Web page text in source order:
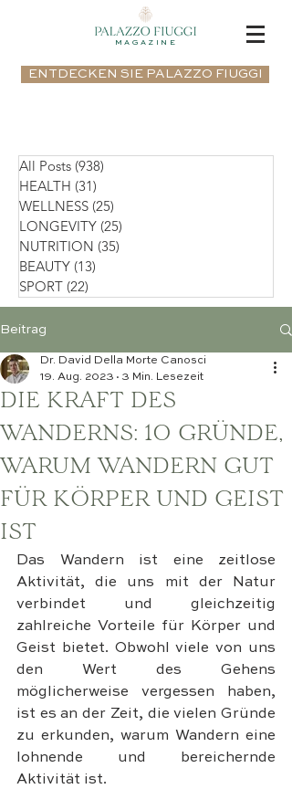
MAGAZINE
ENTDECKEN SIE PALAZZO FIUGGI
All Posts (938)
HEALTH (31)
WELLNESS (25)
LONGEVITY (25)
NUTRITION (35)
BEAUTY (13)
SPORT (22)
Beitrag
DIE KRAFT DES
WANDERNS: 10 GRÜNDE,
WARUM WANDERN GUT
FÜR KÖRPER UND GEIST
IST
Dr. David Della Morte Canosci
19. Aug. 2023
3 Min. Lesezeit
Das Wandern ist eine zeitlose
Aktivität, die uns mit der Natur
verbindet und gleichzeitig
zahlreiche Vorteile für Körper und
Geist bietet. Obwohl viele von uns
den Wert des Gehens
möglicherweise vergessen haben,
ist es an der Zeit, die vielen Gründe
zu erkunden, warum Wandern eine
lohnende und bereichernde
Aktivität ist.